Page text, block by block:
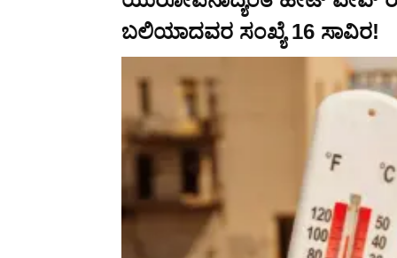
ಬಲಿಯಾದವರ ಸಂಖ್ಯೆ 16 ಸಾವಿರ!